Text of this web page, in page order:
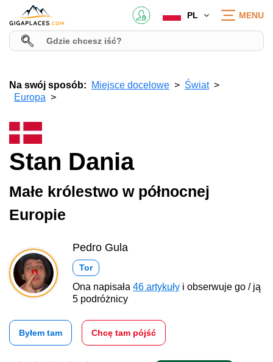
PL MENU
Na swój sposób: Miejsce docelowe
Świat
Europa
Stan Dania
Małe królestwo w północnej
Europie
Pedro Gula
Tor
Ona napisała 46 artykuły i obserwuje go / ją
5 podróżnicy
Byłem tam Chcę tam pójść